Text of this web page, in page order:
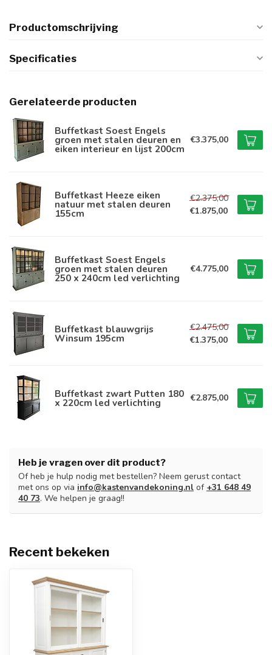
Productomschrijving
Specificaties
Gerelateerde producten
Buffetkast Soest Engels
groen met stalen deuren en
eiken interieur en lijst 200cm
€3.375,00
Buffetkast Heeze eiken
natuur met stalen deuren
155cm
€2.375,00
€1.875,00
Buffetkast Soest Engels
groen met stalen deuren
250 x 240cm led verlichting
€4.775,00
Buffetkast blauwgrijs
Winsum 195cm
€2.475,00
€1.375,00
Buffetkast zwart Putten 180
x 220cm led verlichting €2.875,00
Heb je vragen over dit product?
Of heb je hulp nodig met bestellen? Neem gerust contact
met ons op via info@kastenvandekoning.nl of +31 648 49
40 73. We helpen je graag!!
Recent bekeken